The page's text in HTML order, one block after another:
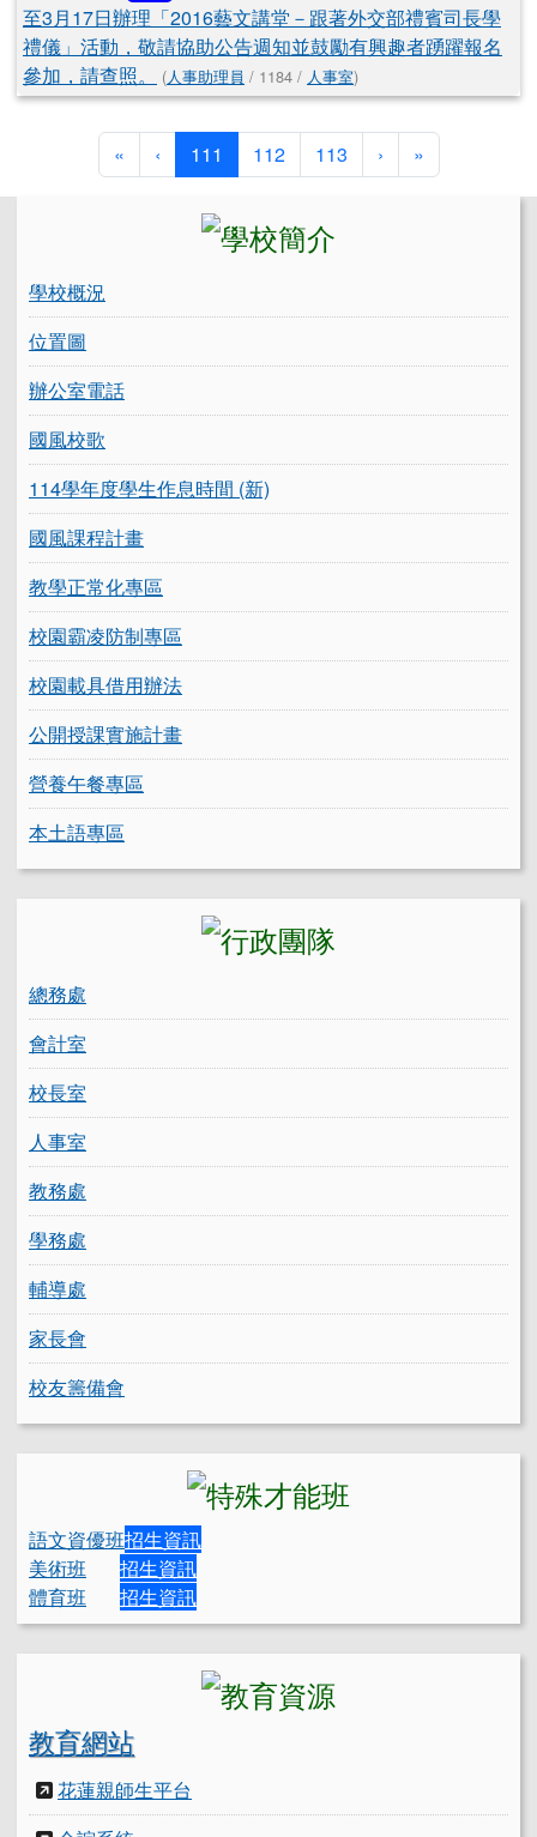
至3月17日辦理「2016藝文講堂－跟著外交部禮賓司長學
禮儀」活動，敬請協助公告週知並鼓勵有興趣者踴躍報名
參加，請查照。
(人事助理員 / 1184 / 人事室)
«第一頁
‹上一頁
111 (目前頁次)
112 113 ›下一頁
»最後頁
學校概況
位置圖
辦公室電話
國風校歌
114學年度學生作息時間 (新)
國風課程計畫
教學正常化專區
校園霸凌防制專區
校園載具借用辦法
公開授課實施計畫
營養午餐專區
本土語專區
總務處
會計室
校長室
人事室
教務處
學務處
輔導處
家長會
校友籌備會
語文資優班招生資訊
美術班
招生資訊
體育班
招生資訊
教育網站
花蓮親師生平台